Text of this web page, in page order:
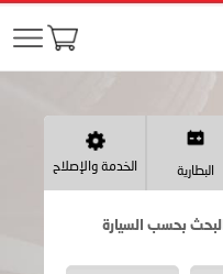
البطارية الخدمة والإصلاح
البحث بحسب السيارة